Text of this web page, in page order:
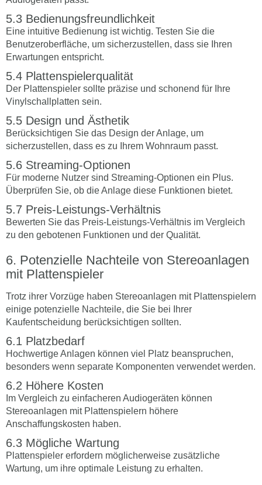
Bedienungsfreundlichkeit
Eine intuitive Bedienung ist wichtig. Testen Sie die
Benutzeroberfläche, um sicherzustellen, dass sie Ihren
Erwartungen entspricht.
Plattenspielerqualität
Der Plattenspieler sollte präzise und schonend für Ihre
Vinylschallplatten sein.
Design und Ästhetik
Berücksichtigen Sie das Design der Anlage, um
sicherzustellen, dass es zu Ihrem Wohnraum passt.
Streaming-Optionen
Für moderne Nutzer sind Streaming-Optionen ein Plus.
Überprüfen Sie, ob die Anlage diese Funktionen bietet.
Preis-Leistungs-Verhältnis
Bewerten Sie das Preis-Leistungs-Verhältnis im Vergleich
zu den gebotenen Funktionen und der Qualität.
Potenzielle Nachteile von Stereoanlagen
mit Plattenspieler
Trotz ihrer Vorzüge haben Stereoanlagen mit Plattenspielern
einige potenzielle Nachteile, die Sie bei Ihrer
Kaufentscheidung berücksichtigen sollten.
Platzbedarf
Hochwertige Anlagen können viel Platz beanspruchen,
besonders wenn separate Komponenten verwendet werden.
Höhere Kosten
Im Vergleich zu einfacheren Audiogeräten können
Stereoanlagen mit Plattenspielern höhere
Anschaffungskosten haben.
Mögliche Wartung
Plattenspieler erfordern möglicherweise zusätzliche
Wartung, um ihre optimale Leistung zu erhalten.